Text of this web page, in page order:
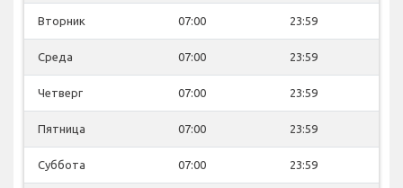
Вторник 07:00 23:59
Среда 07:00 23:59
Четверг 07:00 23:59
Пятница 07:00 23:59
Суббота 07:00 23:59